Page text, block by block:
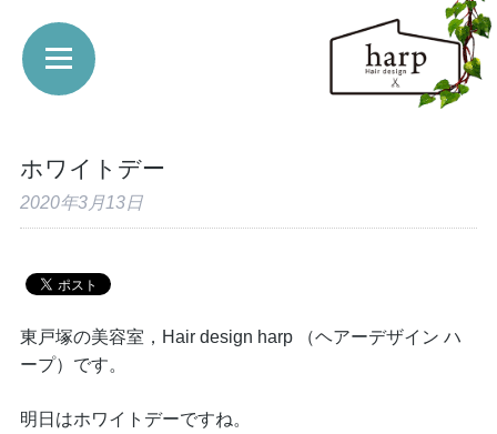
ホワイトデー
2020年3月13日
東戸塚の美容室，Hair design harp （ヘアーデザイン ハ
ープ）です。
明日はホワイトデーですね。